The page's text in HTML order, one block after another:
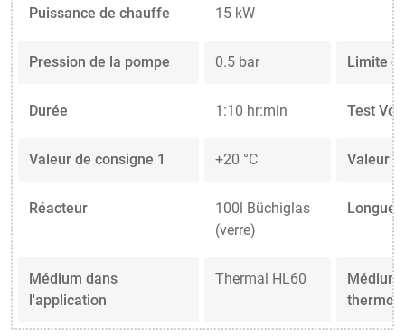
Puissance de chauffe 15 kW
Pression de la pompe 0.5 bar Limite
Durée 1:10 hr:min Test
Valeur de consigne 1 +20 °C Valeur
Réacteur
100l Büchiglas
(verre)
Médium dans
l'application
Thermal HL60
Médium